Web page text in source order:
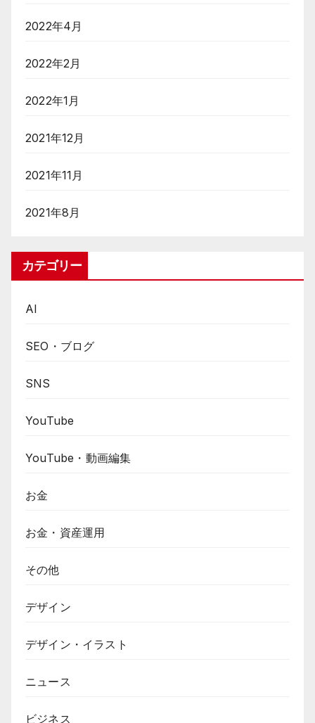
2022年4月
2022年2月
2022年1月
2021年12月
2021年11月
2021年8月
カテゴリー
AI
SEO・ブログ
SNS
YouTube
YouTube・動画編集
お金
お金・資産運用
その他
デザイン
デザイン・イラスト
ニュース
ビジネス